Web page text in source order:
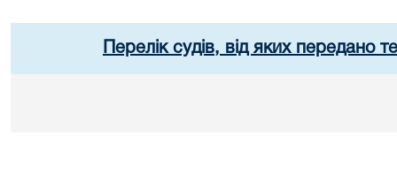
Перелік судів, від яких передано